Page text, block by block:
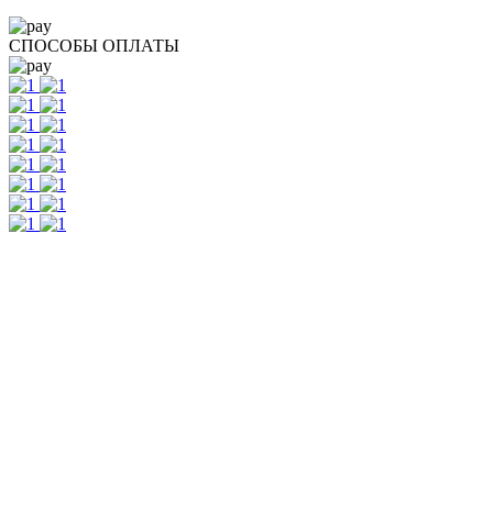
СПОСОБЫ ОПЛАТЫ